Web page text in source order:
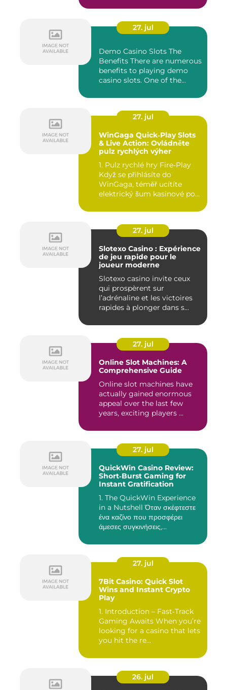
27. jul
Demo Casino Slots The
Benefits There are numerous
benefits to playing demo
casino slots. One of the...
27. jul
WinGaga Quick‑Play Slots
& Live Action: Ovládněte
pulz rychlých výher
1. Pulz rychlé hry Fire‑Play
Když se přihlásíte do
WinGaga, téměř ucítíte
elektrický šum kasinové po...
27. jul
Slotexo Casino : Expérience
de jeu rapide pour le
joueur moderne
Slotexo casino invite ceux
qui prospèrent sur
l’adrénaline et les victoires
rapides à plonger dans s...
27. jul
Online Slot Machines: A
Comprehensive Guide
Online slot machines have
actually gained enormous
appeal over the last few
years, exciting players ...
27. jul
QuickWin Casino Review:
Short‑Burst Gaming for
Instant Gratification
1. The QuickWin Experience
in a Nutshell Όταν σκέφτεστε
ένα καζίνο που προσφέρει
άμεσες συγκινήσεις,...
27. jul
7Bit Casino: Quick Slot
Wins and Instant Crypto
Play
1. Introduction – Fast‑Track
Gaming Awaits When you’re
looking for a casino that lets
you hit the re...
26. jul